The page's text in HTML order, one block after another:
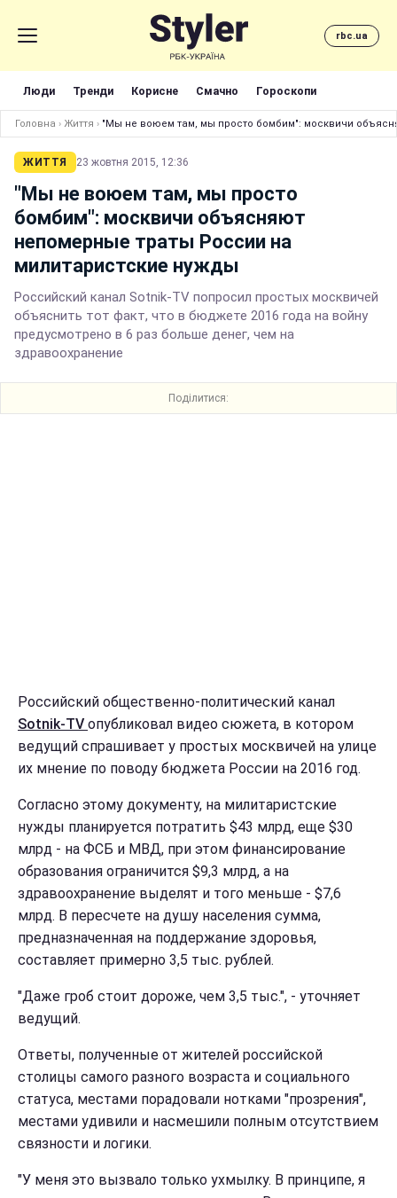
rbc.ua
Люди Тренди Корисне Смачно Гороскопи
Головна › Життя › "Мы не воюем там, мы просто бомбим": москвичи
ЖИТТЯ 23 жовтня 2015, 12:36
"Мы не воюем там, мы просто
бомбим": москвичи объясняют
непомерные траты России на
милитаристские нужды
Российский канал Sotnik-TV попросил простых москвичей
объяснить тот факт, что в бюджете 2016 года на войну
предусмотрено в 6 раз больше денег, чем на
здравоохранение
Поділитися:
Российский общественно-политический канал
Sotnik-TV опубликовал видео сюжета, в котором
ведущий спрашивает у простых москвичей на улице
их мнение по поводу бюджета России на 2016 год.
Согласно этому документу, на милитаристcкие
нужды планируется потратить $43 млрд, еще $30
млрд - на ФСБ и МВД, при этом финансирование
образования ограничится $9,3 млрд, а на
здравоохранение выделят и того меньше - $7,6
млрд. В пересчете на душу населения сумма,
предназначенная на поддержание здоровья,
составляет примерно 3,5 тыс. рублей.
"Даже гроб стоит дороже, чем 3,5 тыс.", - уточняет
ведущий.
Ответы, полученные от жителей российской
столицы самого разного возраста и социального
статуса, местами порадовали нотками "прозрения",
местами удивили и насмешили полным отсутствием
связности и логики.
"У меня это вызвало только ухмылку. В принципе, я